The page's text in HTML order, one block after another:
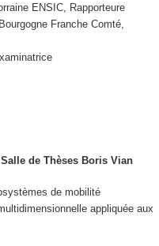
ENSIC, Rapporteure
Franche Comté,
Salle de Thèses Boris Vian
de mobilité
appliquée aux